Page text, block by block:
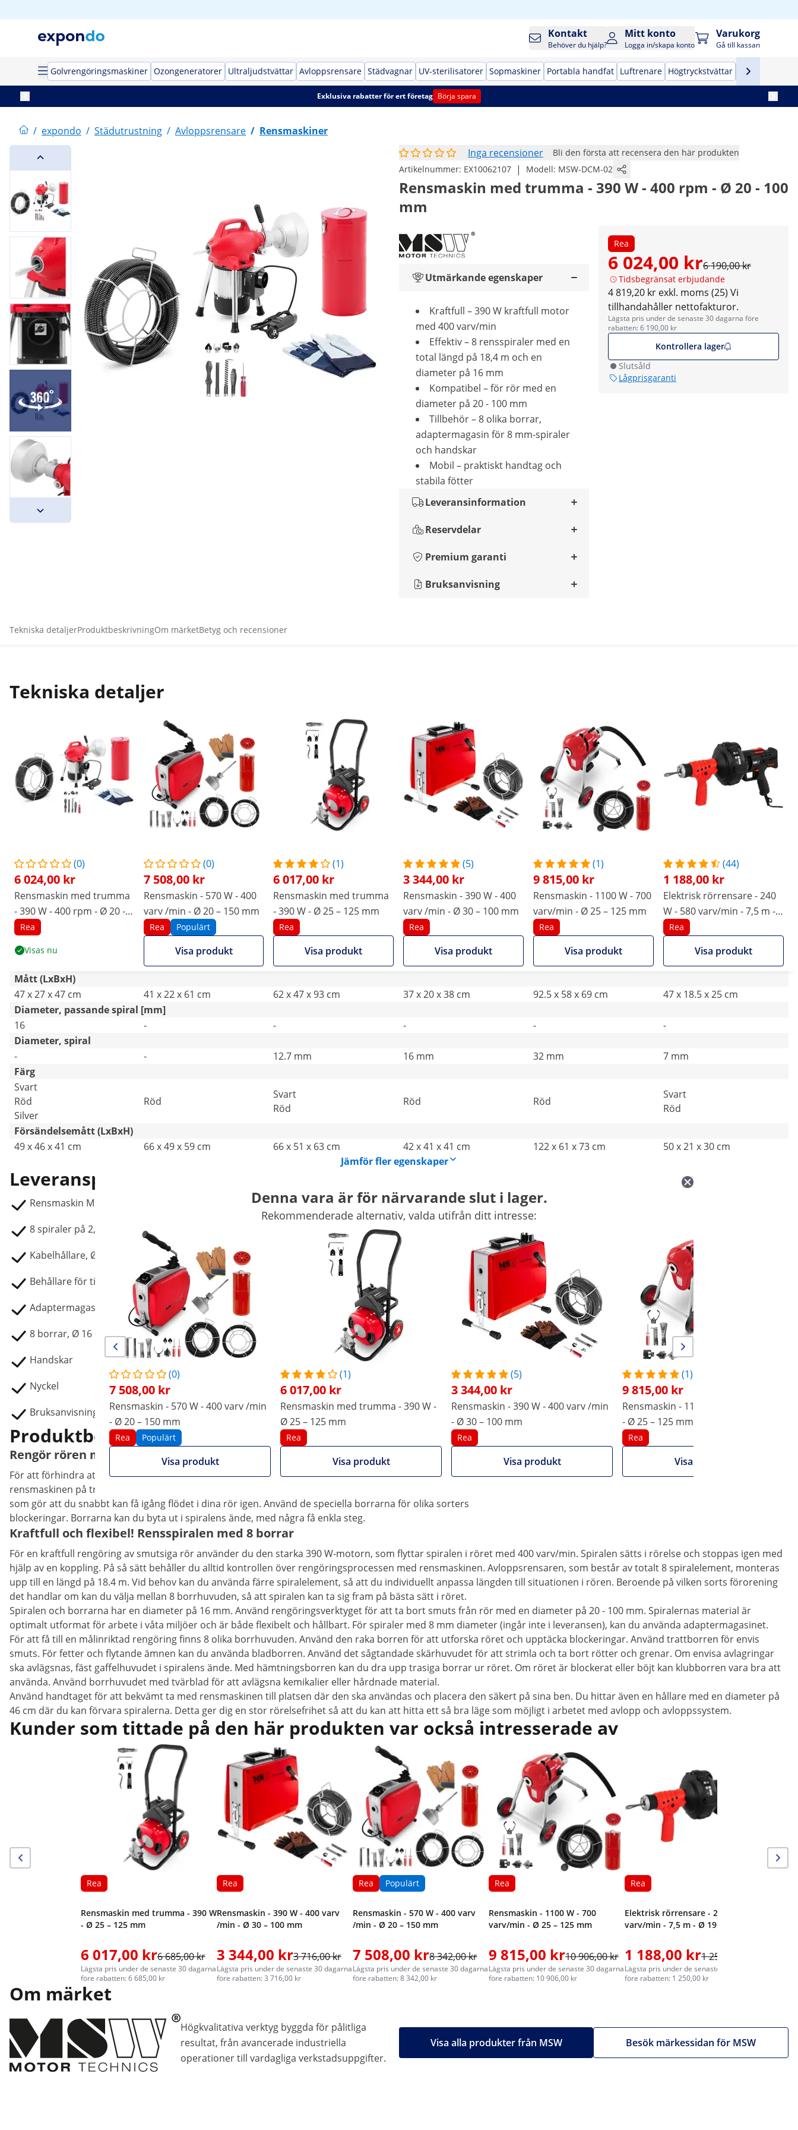
Kontakt
Behöver du hjälp?
Mitt konto
Logga in/skapa konto
Varukorg
Gå till kassan
Golvrengöringsmaskiner Ozongeneratorer Ultraljudstvättar Avloppsrensare Städvagnar UV-sterilisatorer Sopmaskiner Portabla handfat Luftrenare Högtryckstvättar
Exklusiva rabatter för ert företag Börja spara
/ expondo / Städutrustning / Avloppsrensare / Rensmaskiner
Inga recensioner
Bli den första att recensera den här produkten
Artikelnummer: EX10062107 | Modell: MSW-DCM-02
Rensmaskin med trumma - 390 W - 400 rpm - Ø 20 - 100
mm
Rea
6 024,00 kr6 190,00 kr
Tidsbegränsat erbjudande
4 819,20 kr exkl. moms (25) Vi
tillhandahåller nettofakturor.
Lägsta pris under de senaste 30 dagarna före
rabatten: 6 190,00 kr
Kontrollera lager
Slutsåld
Lågprisgaranti
Utmärkande egenskaper
Kraftfull – 390 W kraftfull motor
med 400 varv/min
Effektiv – 8 rensspiraler med en
total längd på 18,4 m och en
diameter på 16 mm
Kompatibel – för rör med en
diameter på 20 - 100 mm
Tillbehör – 8 olika borrar,
adaptermagasin för 8 mm-spiraler
och handskar
Mobil – praktiskt handtag och
stabila fötter
Leveransinformation
Reservdelar
Premium garanti
Bruksanvisning
Tekniska detaljerProduktbeskrivningOm märketBetyg och recensioner
Tekniska detaljer
(0)
6 024,00 kr
Rensmaskin med trumma
- 390 W - 400 rpm - Ø 20 -
100 mm
Rea
Visas nu
(0)
7 508,00 kr
Rensmaskin - 570 W - 400
varv /min - Ø 20 – 150 mm
Rea Populärt
Visa produkt
(1)
6 017,00 kr
Rensmaskin med trumma
- 390 W - Ø 25 – 125 mm
Rea
Visa produkt
(5)
3 344,00 kr
Rensmaskin - 390 W - 400
varv /min - Ø 30 – 100 mm
Rea
Visa produkt
(1)
9 815,00 kr
Rensmaskin - 1100 W - 700
varv/min - Ø 25 – 125 mm
Rea
Visa produkt
(44)
1 188,00 kr
Elektrisk rörrensare - 240
W - 580 varv/min - 7,5 m -
Ø 19 till 40 mm
Rea
Visa produkt
Mått (LxBxH)
47 x 27 x 47 cm
41 x 22 x 61 cm 62 x 47 x 93 cm 37 x 20 x 38 cm 92.5 x 58 x 69 cm
47 x 18.5 x 25 cm
Diameter, passande spiral [mm]
16
- - - -
-
Diameter, spiral
-
- 12.7 mm 16 mm 32 mm
7 mm
Färg
Svart
Röd
Silver
Röd
Svart
Röd
Röd Röd
Svart
Röd
Försändelsemått (LxBxH)
49 x 46 x 41 cm
66 x 49 x 59 cm 66 x 51 x 63 cm 42 x 41 x 41 cm 122 x 61 x 73 cm
50 x 21 x 30 cm
Jämför fler egenskaper
Leveranspaket
Rensmaskin MSW-DCM-02:
8 spiraler på 2,3 m, Ø 16 mm
Kabelhållare, Ø 43 cm
Behållare för tillbehör
Adaptermagasin, Ø 8 mm
8 borrar, Ø 16 mm
Handskar
Nyckel
Bruksanvisningar
Denna vara är för närvarande slut i lager.
Rekommenderade alternativ, valda utifrån ditt intresse:
(0)
7 508,00 kr
Rensmaskin - 570 W - 400 varv /min
- Ø 20 – 150 mm
Rea Populärt
Visa produkt
(1)
6 017,00 kr
Rensmaskin med trumma - 390 W -
Ø 25 – 125 mm
Rea
Visa produkt
(5)
3 344,00 kr
Rensmaskin - 390 W - 400 varv /min
- Ø 30 – 100 mm
Rea
Visa produkt
(1)
9 815,00 kr
Rensmaskin - 1100 W - 700 varv/min
- Ø 25 – 125 mm
Rea
Visa produkt
Produktbeskrivning
Rengör rören med rensmaskinen från MSW
För att förhindra att olyckor uppstår bör du rengöra rören regelbundet. Du kan effektivt avlägsna föroreningar med
rensmaskinen på trumma från MSW! Till och med för envisa beläggningar erbjuder enheten en optimal prestanda,
som gör att du snabbt kan få igång flödet i dina rör igen. Använd de speciella borrarna för olika sorters
blockeringar. Borrarna kan du byta ut i spiralens ände, med några få enkla steg.
Kraftfull och flexibel! Rensspiralen med 8 borrar
För en kraftfull rengöring av smutsiga rör använder du den starka 390 W-motorn, som flyttar spiralen i röret med 400 varv/min. Spiralen sätts i rörelse och stoppas igen med
hjälp av en koppling. På så sätt behåller du alltid kontrollen över rengöringsprocessen med rensmaskinen. Avloppsrensaren, som består av totalt 8 spiralelement, monteras
upp till en längd på 18.4 m. Vid behov kan du använda färre spiralelement, så att du individuellt anpassa längden till situationen i rören. Beroende på vilken sorts förorening
det handlar om kan du välja mellan 8 borrhuvuden, så att spiralen kan ta sig fram på bästa sätt i röret.
Spiralen och borrarna har en diameter på 16 mm. Använd rengöringsverktyget för att ta bort smuts från rör med en diameter på 20 - 100 mm. Spiralernas material är
optimalt utformat för arbete i våta miljöer och är både flexibelt och hållbart. För spiraler med 8 mm diameter (ingår inte i leveransen), kan du använda adaptermagasinet.
För att få till en målinriktad rengöring finns 8 olika borrhuvuden. Använd den raka borren för att utforska röret och upptäcka blockeringar. Använd trattborren för envis
smuts. För fetter och flytande ämnen kan du använda bladborren. Använd det sågtandade skärhuvudet för att strimla och ta bort rötter och grenar. Om envisa avlagringar
ska avlägsnas, fäst gaffelhuvudet i spiralens ände. Med hämtningsborren kan du dra upp trasiga borrar ur röret. Om röret är blockerat eller böjt kan klubborren vara bra att
använda. Använd borrhuvudet med tvärblad för att avlägsna kemikalier eller hårdnade material.
Använd handtaget för att bekvämt ta med rensmaskinen till platsen där den ska användas och placera den säkert på sina ben. Du hittar även en hållare med en diameter på
46 cm där du kan förvara spiralerna. Detta ger dig en stor rörelsefrihet så att du kan att hitta ett så bra läge som möjligt i arbetet med avlopp och avloppssystem.
Kunder som tittade på den här produkten var också intresserade av
Rea
Rensmaskin med trumma - 390 W
- Ø 25 – 125 mm
6 017,00 kr6 685,00 kr
Lägsta pris under de senaste 30 dagarna
före rabatten: 6 685,00 kr
Rea
Rensmaskin - 390 W - 400 varv
/min - Ø 30 – 100 mm
3 344,00 kr3 716,00 kr
Lägsta pris under de senaste 30 dagarna
före rabatten: 3 716,00 kr
Rea Populärt
Rensmaskin - 570 W - 400 varv
/min - Ø 20 – 150 mm
7 508,00 kr8 342,00 kr
Lägsta pris under de senaste 30 dagarna
före rabatten: 8 342,00 kr
Rea
Rensmaskin - 1100 W - 700
varv/min - Ø 25 – 125 mm
9 815,00 kr10 906,00 kr
Lägsta pris under de senaste 30 dagarna
före rabatten: 10 906,00 kr
Rea
Elektrisk rörrensare - 240 W - 580
varv/min - 7,5 m - Ø 19 till 40 mm
1 188,00 kr1 250,00 kr
Lägsta pris under de senaste 30 dagarna
före rabatten: 1 250,00 kr
Om märket
Högkvalitativa verktyg byggda för pålitliga
resultat, från avancerade industriella
operationer till vardagliga verkstadsuppgifter.
Besök märkessidan för MSW
Visa alla produkter från MSW